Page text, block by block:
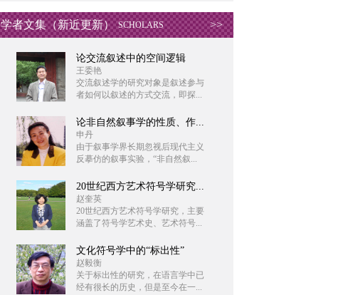
学者文集（新近更新） SCHOLARS >>
论交流叙述中的空间逻辑
王委艳
交流叙述学的研究对象是叙述参与
者如何以叙述的方式交流，即探...
论非自然叙事学的性质、作...
申丹
由于叙事学界长期忽视后现代主义
反摹仿的叙事实验，“非自然叙...
20世纪西方艺术符号学研究...
赵奎英
20世纪西方艺术符号学研究，主要
涵盖了符号学艺术史、艺术符号...
文化符号学中的“标出性”
赵毅衡
关于标出性的研究，在语言学中已
经有很长的历史，但是至今在一...